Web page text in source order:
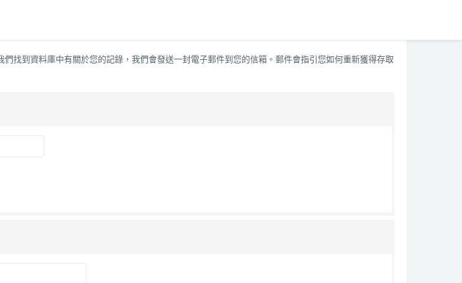
找到資料庫中有關於您的記錄，我們會發送一封電子郵件到您的信箱。郵件會指引您如何重新獲得存取